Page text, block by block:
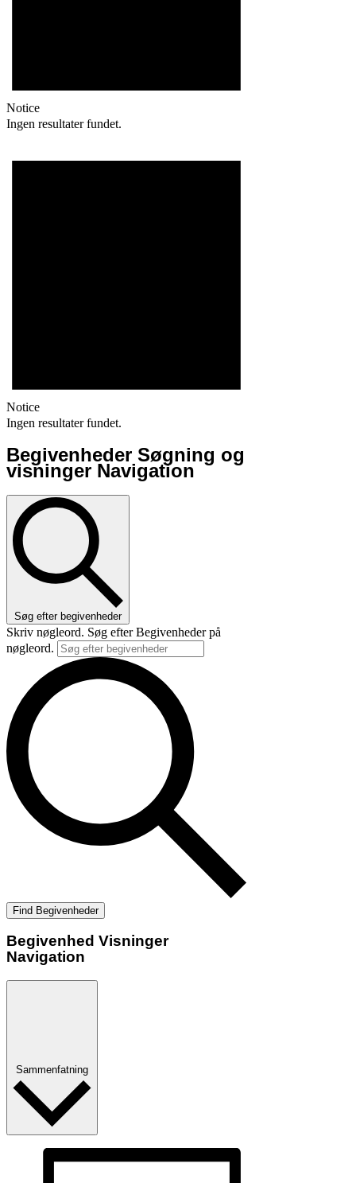
Notice
Ingen resultater fundet.
Notice
Ingen resultater fundet.
Begivenheder Søgning og
visninger Navigation
Søg efter begivenheder
Skriv nøgleord. Søg efter Begivenheder på
nøgleord.
Find Begivenheder
Begivenhed Visninger
Navigation
Sammenfatning